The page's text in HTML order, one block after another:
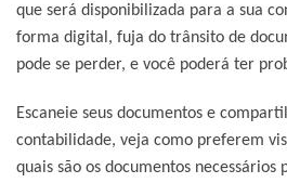
que será disponibilizada para a sua
forma digital, fuja do trânsito de
pode se perder, e você poderá ter
Escaneie seus documentos e
contabilidade, veja como preferem
quais são os documentos necessários